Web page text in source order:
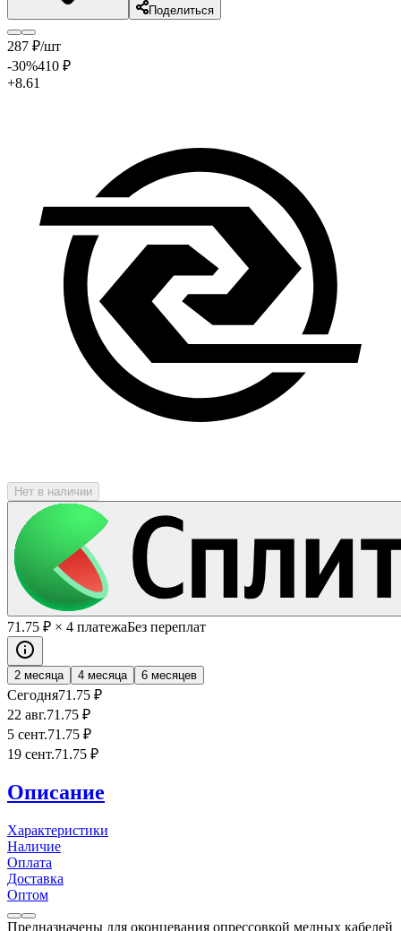
Поделиться
287 ₽/шт
-30%410 ₽
+8.61
Нет в наличии
71 .75 ₽ × 4 платежаБез переплат
2 месяца 4 месяца 6 месяцев
Сегодня71 .75 ₽
22 авг.71 .75 ₽
5 сент.71 .75 ₽
19 сент.71 .75 ₽
Описание
Характеристики
Наличие
Оплата
Доставка
Оптом
Предназначены для оконцевания опрессовкой медных кабелей